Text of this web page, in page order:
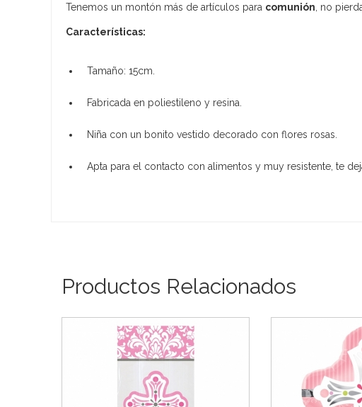
Tenemos un montón más de artículos para comunión , no
Características:
Tamaño: 15cm.
Fabricada en poliestileno y resina.
Niña con un bonito vestido decorado con flores rosas.
Apta para el contacto con alimentos y muy resistente, te
Productos Relacionados